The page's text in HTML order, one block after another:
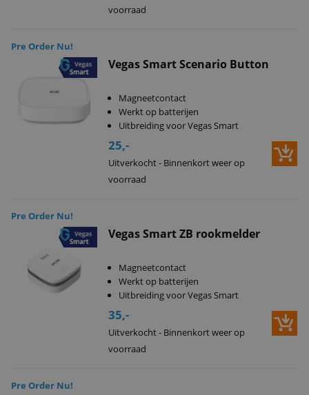
voorraad
Pre Order Nu!
Vegas Smart Scenario Button
Magneetcontact
Werkt op batterijen
Uitbreiding voor Vegas Smart
25,-
Uitverkocht - Binnenkort weer op
voorraad
Pre Order Nu!
Vegas Smart ZB rookmelder
Magneetcontact
Werkt op batterijen
Uitbreiding voor Vegas Smart
35,-
Uitverkocht - Binnenkort weer op
voorraad
Pre Order Nu!